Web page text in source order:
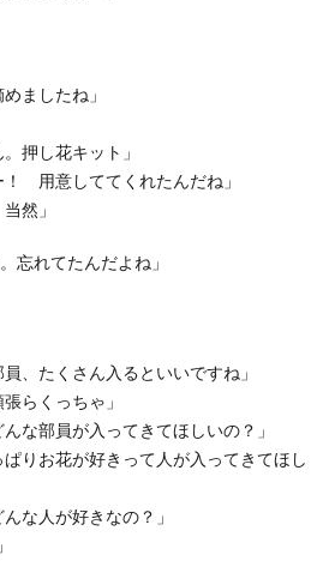
ましたね」
押し花キット」
用意しててくれたんだね」
然」
忘れてたんだよね」
、たくさん入るといいですね」
らくっちゃ」
な部員が入ってきてほしいの？」
りお花が好きって人が入ってきてほし
な人が好きなの？」